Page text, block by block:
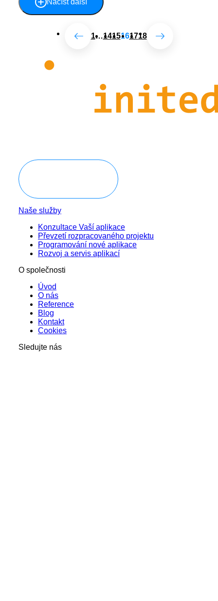
1…1415161718
Naše služby
Konzultace Vaší aplikace
Převzetí rozpracovaného projektu
Programování nové aplikace
Rozvoj a servis aplikací
O společnosti
Úvod
O nás
Reference
Blog
Kontakt
Cookies
Sledujte nás